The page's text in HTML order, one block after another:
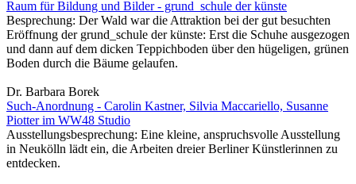
Raum für Bildung und Bilder - grund_schule der künste
Besprechung: Der Wald war die Attraktion bei der gut besuchten
Eröffnung der grund_schule der künste: Erst die Schuhe ausgezogen
und dann auf dem dicken Teppichboden über den hügeligen, grünen
Boden durch die Bäume gelaufen.
Dr. Barbara Borek
Such-Anordnung - Carolin Kastner, Silvia Maccariello, Susanne
Piotter im WW48 Studio
Ausstellungsbesprechung: Eine kleine, anspruchsvolle Ausstellung
in Neukölln lädt ein, die Arbeiten dreier Berliner Künstlerinnen zu
entdecken.